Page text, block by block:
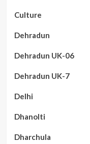
Culture
Dehradun
Dehradun UK-06
Dehradun UK-7
Delhi
Dhanolti
Dharchula